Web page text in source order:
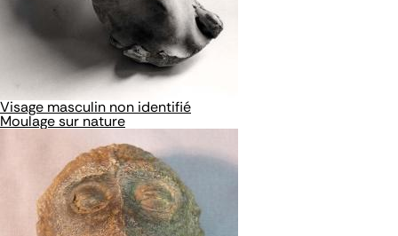
Visage masculin non identifié
Moulage sur nature